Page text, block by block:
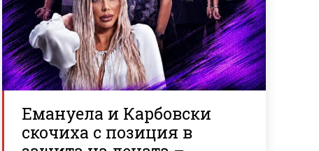
Емануела и Карбовски
скочиха с позиция в